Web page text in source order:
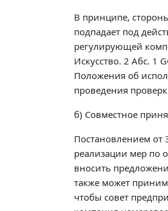
В принципе,
подпадает под
регулирующей
Искусство. 2 Абс. 1
Положения об
проведения
б) Совместное
Постановлением от
реализации мер по
вносить
также может
чтобы совет